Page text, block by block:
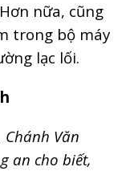
nữa, cũng
trong bộ máy
lạc lối.
Chánh Văn
an cho biết,